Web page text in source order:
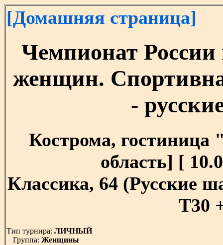
[Домашняя страница]
Чемпионат России
женщин.
-
Кострома, гостиница
область] [
Классика, 64 (Русские
T30
Тип турнира: ЛИЧНЫЙ
Группа: Женщины